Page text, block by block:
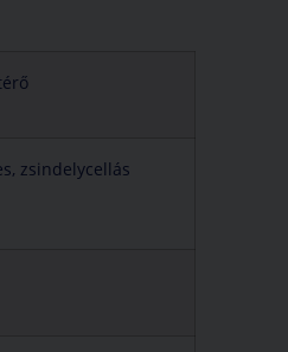
zsindelycellás